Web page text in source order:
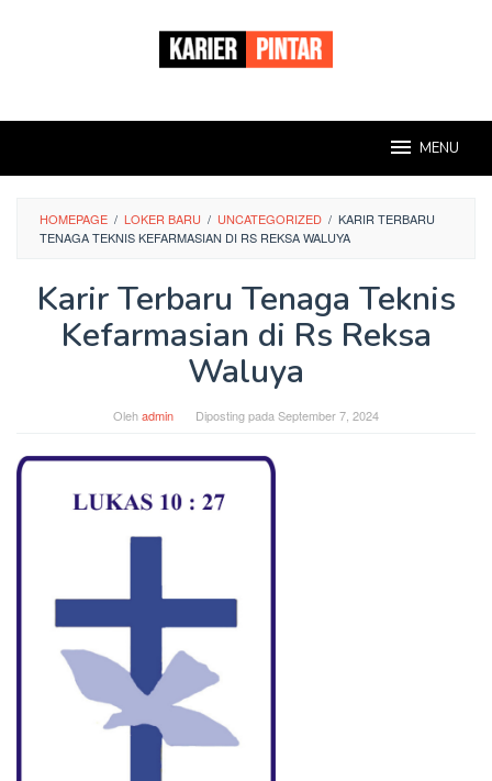
MENU
HOMEPAGE / LOKER BARU / UNCATEGORIZED / KARIR TERBARU
TENAGA TEKNIS KEFARMASIAN DI RS REKSA WALUYA
Karir Terbaru Tenaga Teknis
Kefarmasian di Rs Reksa
Waluya
Olehadmin Diposting pada September 7, 2024